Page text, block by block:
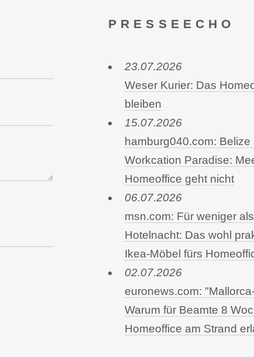
PRESSEECHO
23.07.2026
Weser Kurier: Das
bleiben
15.07.2026
hamburg040.com: Belize
Workcation Paradise:
Homeoffice geht nicht
06.07.2026
msn.com: Für weniger
Hotelnacht: Das wohl
Ikea-Möbel fürs
02.07.2026
euronews.com:
Warum für Beamte 8
Homeoffice am Strand